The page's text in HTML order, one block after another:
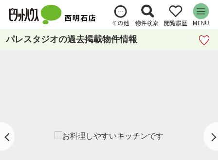
パレスタジオの過去掲載物件情報